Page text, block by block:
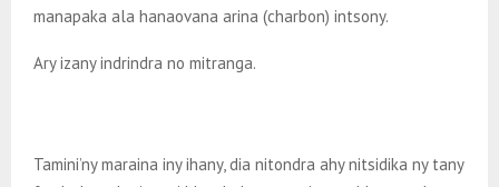
manapaka ala hanaovana arina (charbon) intsony.
Ary izany indrindra no mitranga.
Tamini’ny maraina iny ihany, dia nitondra ahy nitsidika ny tany